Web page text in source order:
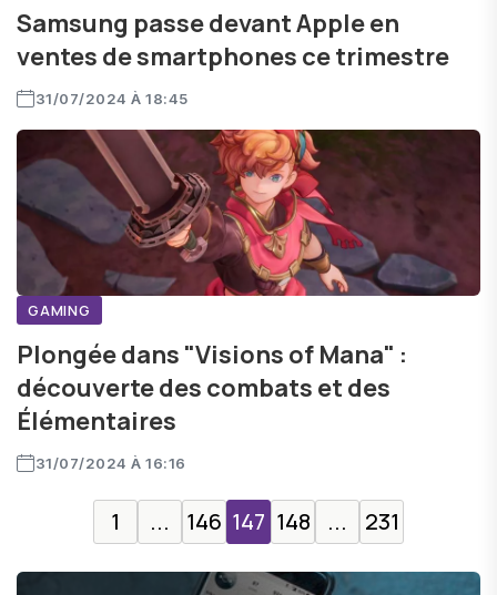
Samsung passe devant Apple en
ventes de smartphones ce trimestre
31/07/2024 À 18:45
GAMING
Plongée dans "Visions of Mana" :
découverte des combats et des
Élémentaires
31/07/2024 À 16:16
1 ... 146 147 148 ... 231